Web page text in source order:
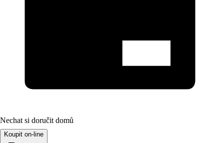
Nechat si doručit domů
Koupit on-line